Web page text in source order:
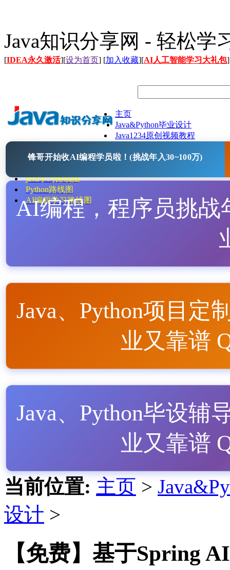
Java知识分享网 - 轻松学
[IDEA永久激活][设为首页] [加入收藏][AI人工智能学习大礼包]
主页
Java&Python毕业设计
Java1234原创视频教程
Java开源项目
java学习路线图
Python路线图
AI编程学习路线图
锋哥开始收AI编程学员啦！(挑战年入30~100万)
AI编程，程序员挑战
Java、Python项目定
业又靠谱
Java、Python毕设辅
业又靠谱
当前位置: 主页 >
设计 >
【免费】基于Spring